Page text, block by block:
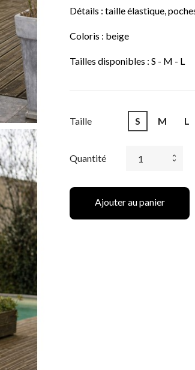
Détails : taille élastique,
Coloris : beige
Tailles disponibles : S - M - L
Taille S M L
Quantité
Ajouter au panier